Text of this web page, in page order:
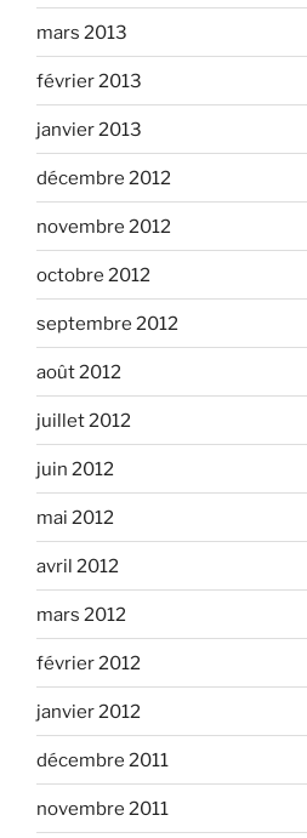
mars 2013
février 2013
janvier 2013
décembre 2012
novembre 2012
octobre 2012
septembre 2012
août 2012
juillet 2012
juin 2012
mai 2012
avril 2012
mars 2012
février 2012
janvier 2012
décembre 2011
novembre 2011